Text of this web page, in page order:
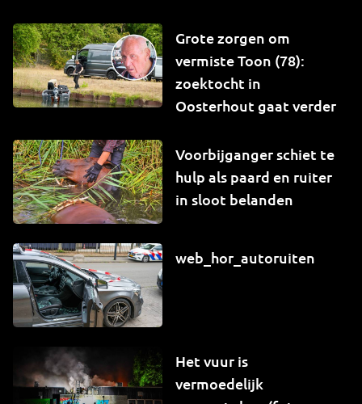
Grote zorgen om
vermiste Toon (78):
zoektocht in
Oosterhout gaat verder
Voorbijganger schiet te
hulp als paard en ruiter
in sloot belanden
web_hor_autoruiten
Het vuur is
vermoedelijk